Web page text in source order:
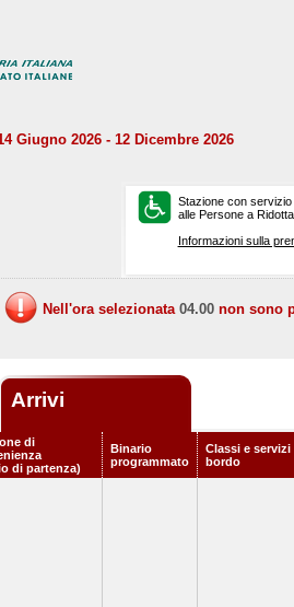
Giugno 2026 - 12 Dicembre 2026
Stazione con
alle Persone a
Informazioni sulla
Nell'ora selezionata 04.00 non sono
Arrivi
di
di partenza)
Binario
programmato
Classi e servizi
bordo